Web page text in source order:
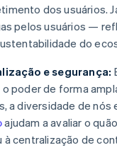
dos usuários.
pelos usuários —
do
e segurança:
poder de forma
a diversidade de nós
ajudam a avaliar o
à centralização de